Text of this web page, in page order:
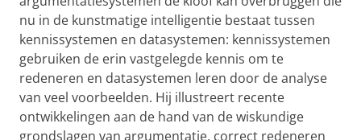
nu in de kunstmatige intelligentie bestaat tussen
kennissystemen en datasystemen: kennissystemen
gebruiken de erin vastgelegde kennis om te
redeneren en datasystemen leren door de analyse
van veel voorbeelden. Hij illustreert recente
ontwikkelingen aan de hand van de wiskundige
grondslagen van argumentatie, correct redeneren